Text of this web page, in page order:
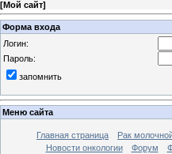
[Мой сайт]
Форма входа
Логин:
Пароль:
запомнить
Меню сайта
Главная страница Рак
Новости онкологии
Форум